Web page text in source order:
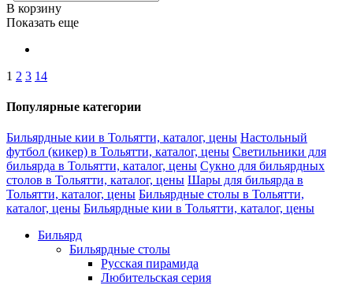
В корзину
Показать еще
1 2 3 14
Популярные категории
Бильярдные кии в Тольятти, каталог, цены Настольный
футбол (кикер) в Тольятти, каталог, цены Светильники для
бильярда в Тольятти, каталог, цены Сукно для бильярдных
столов в Тольятти, каталог, цены Шары для бильярда в
Тольятти, каталог, цены Бильярдные столы в Тольятти,
каталог, цены Бильярдные кии в Тольятти, каталог, цены
Бильярд
Бильярдные столы
Русская пирамида
Любительская серия